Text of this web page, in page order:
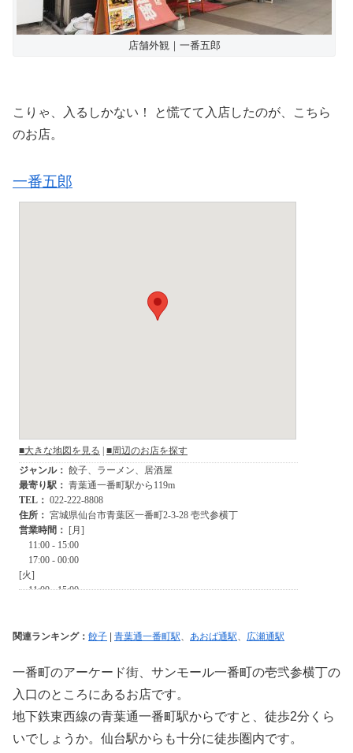
店舗外観｜一番五郎
こりゃ、入るしかない！ と慌てて入店したのが、こちら
のお店。
一番五郎
関連ランキング： 餃子 | 青葉通一番町駅 あおば通駅 広瀬通駅
一番町のアーケード街、サンモール一番町の壱弐参横丁の
入口のところにあるお店です。
地下鉄東西線の青葉通一番町駅からですと、徒歩2分くら
いでしょうか。仙台駅からも十分に徒歩圏内です。